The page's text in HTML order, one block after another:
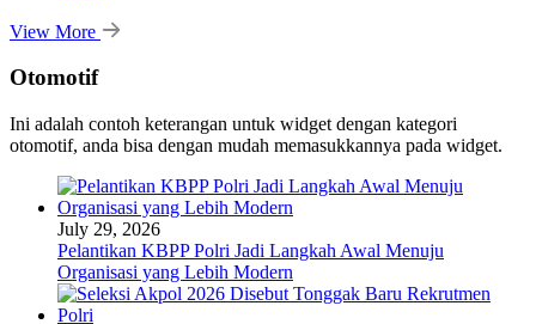
View More
Otomotif
Ini adalah contoh keterangan untuk widget dengan kategori
otomotif, anda bisa dengan mudah memasukkannya pada widget.
July 29, 2026
Pelantikan KBPP Polri Jadi Langkah Awal Menuju
Organisasi yang Lebih Modern